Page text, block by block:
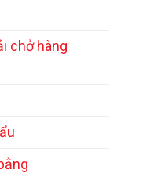
chở hàng